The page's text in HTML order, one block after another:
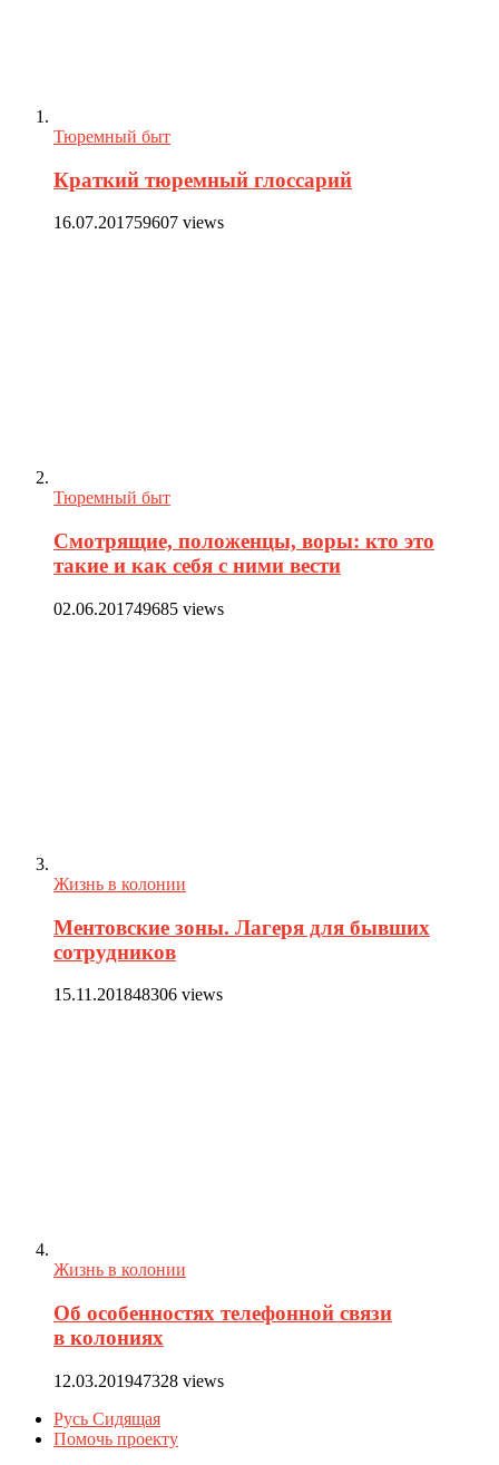
Тюремный быт
Краткий тюремный глоссарий
16.07.201759607 views
Тюремный быт
Смотрящие, положенцы, воры: кто это
такие и как себя с ними вести
02.06.201749685 views
Жизнь в колонии
Ментовские зоны. Лагеря для бывших
сотрудников
15.11.201848306 views
Жизнь в колонии
Об особенностях телефонной связи
в колониях
12.03.201947328 views
Русь Сидящая
Помочь проекту